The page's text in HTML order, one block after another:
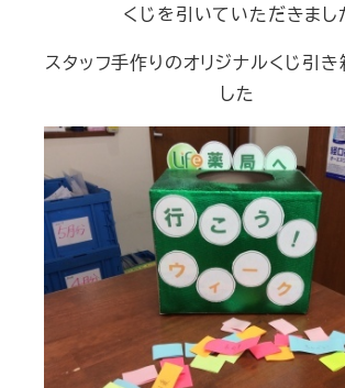
くじを引いていただきまし
スタッフ手作りのオリジナルくじ引
した